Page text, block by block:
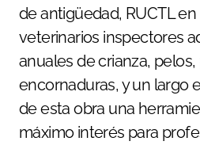
de antigüedad, RUCTL
veterinarios inspectores
anuales de crianza,
encornaduras, y un largo
de esta obra una
máximo interés para